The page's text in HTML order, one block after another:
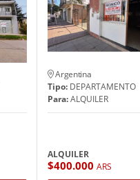
Argentina
Tipo:DEPARTAMENTO
Para:ALQUILER
ALQUILER
$400.000 ARS